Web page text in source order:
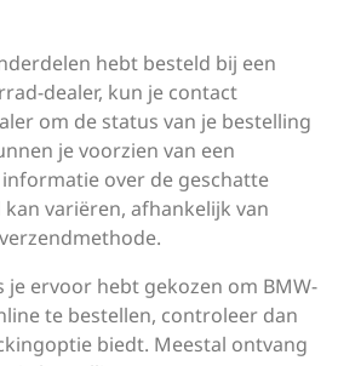
hebt besteld bij een
dealer, kun je contact
om de status van je bestelling
je voorzien van een
over de geschatte
variëren, afhankelijk van
je ervoor hebt gekozen om BMW-
te bestellen, controleer dan
biedt. Meestal ontvang